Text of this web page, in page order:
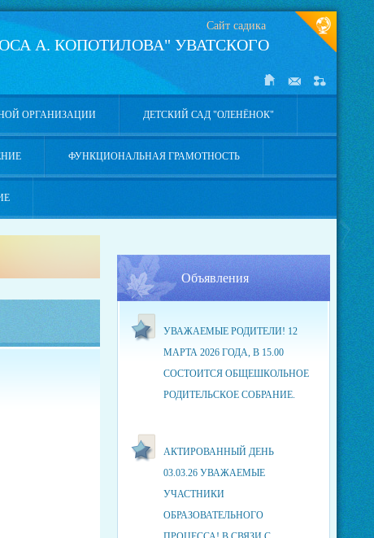
Объявления
УВАЖАЕМЫЕ РОДИТЕЛИ! 12
МАРТА 2026 ГОДА, В 15.00
СОСТОИТСЯ ОБЩЕШКОЛЬНОЕ
РОДИТЕЛЬСКОЕ СОБРАНИЕ.
АКТИРОВАННЫЙ ДЕНЬ
03.03.26 УВАЖАЕМЫЕ
УЧАСТНИКИ
ОБРАЗОВАТЕЛЬНОГО
А. КОПОТИЛОВА" УВАТСКОГО
Сайт садика
ОРГАНИЗАЦИИ ДЕТСКИЙ САД "ОЛЕНЁНОК"
ФУНКЦИОНАЛЬНАЯ ГРАМОТНОСТЬ